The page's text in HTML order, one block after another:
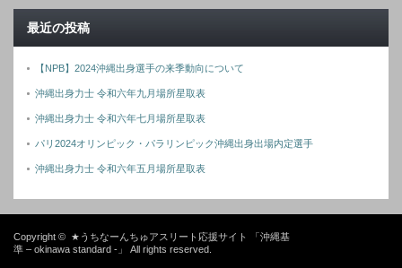
最近の投稿
【NPB】2024沖縄出身選手の来季動向について
沖縄出身力士 令和六年九月場所星取表
沖縄出身力士 令和六年七月場所星取表
パリ2024オリンピック・パラリンピック沖縄出身出場内定選手
沖縄出身力士 令和六年五月場所星取表
Copyright © ★うちなーんちゅアスリート応援サイト 「沖縄基
準 – okinawa standard -」
All rights reserved.